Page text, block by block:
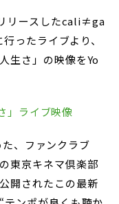
リースしたcali≠ga
ったライブより、
生さ」の映像をYo
ライブ映像
、ファンクラブ
東京キネマ倶楽部
開されたこの最新